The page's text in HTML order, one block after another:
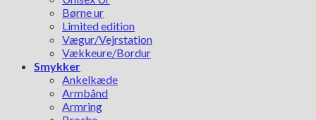
Børne ur
Limited edition
Vægur/Vejrstation
Vækkeure/Bordur
Smykker
Ankelkæde
Armbånd
Armring